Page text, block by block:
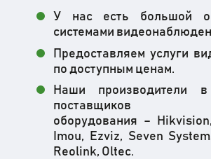
У нас есть большой
системами
Предоставляем услуги
по доступным ценам.
Наши производители
поставщиков
оборудования –
Imou, Ezviz, Seven
Reolink, Oltec.